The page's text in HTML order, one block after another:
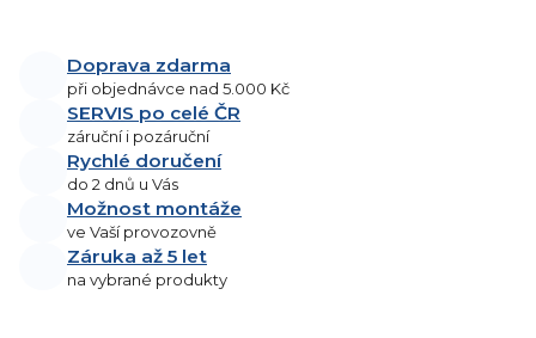
Doprava zdarma
při objednávce nad 5.000 Kč
SERVIS po celé ČR
záruční i pozáruční
Rychlé doručení
do 2 dnů u Vás
Možnost montáže
ve Vaší provozovně
Záruka až 5 let
na vybrané produkty